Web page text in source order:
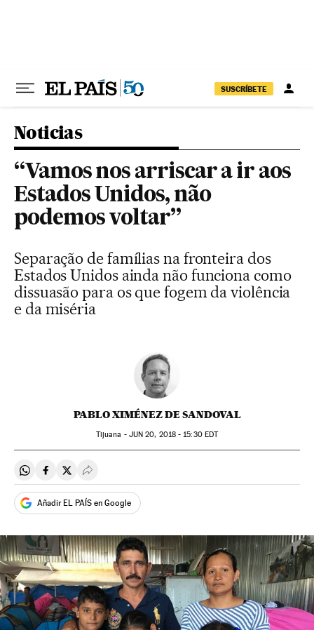
SUSCRÍBETE
Noticias
“Vamos nos arriscar a ir aos
Estados Unidos, não
podemos voltar”
Separação de famílias na fronteira dos
Estados Unidos ainda não funciona como
dissuasão para os que fogem da violência
e da miséria
PABLO XIMÉNEZ DE SANDOVAL
Tijuana - JUN 20, 2018 - 15:30EDT
Compartir en Whatsapp
Compartir en Facebook
Compartir en Twitter
Desplegar Redes Sociales
Añadir EL PAÍS en Google